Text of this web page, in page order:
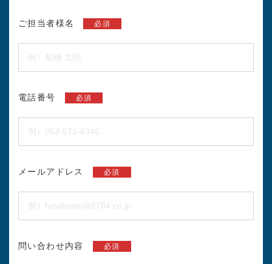
ご担当者様名 必須
電話番号 必須
メールアドレス 必須
問い合わせ内容 必須